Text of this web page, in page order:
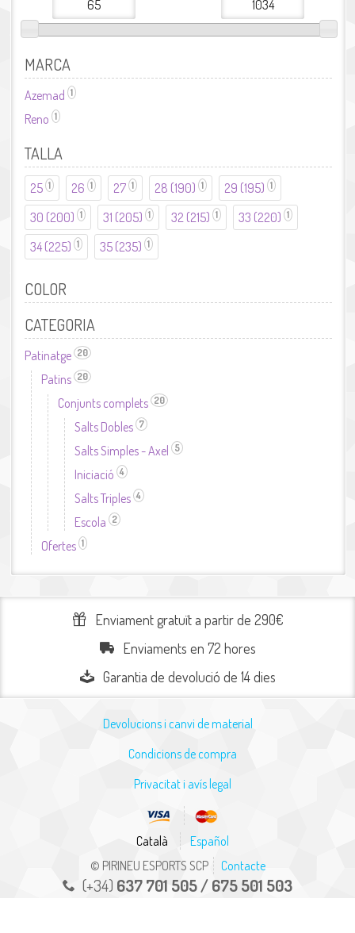
MARCA
Azemad 1
Reno 1
TALLA
25 1 Aplicar el filtre 25
26 1 Aplicar el filtre 26
27 1 Aplicar el filtre 27
28 (190) 1 Aplicar el filtre 28 (190)
29 (195) 1
29 (195)
30 (200) 1 Aplicar el filtre 30 (200)
31 (205) 1 Aplicar el filtre 31 (205)
32 (215) 1 Aplicar el filtre 32 (215)
33 (220) 1
filtre 33
34 (225) 1 Aplicar el filtre 34 (225)
35 (235) 1
COLOR
CATEGORIA
Patinatge 20
Patins 20
Conjunts complets 20
Salts Dobles 7
Salts Simples - Axel 5
Iniciació 4
Salts Triples 4
Escola 2
Ofertes 1
Enviament gratuït a partir de 290€
Enviaments en 72 hores
Garantia de devolució de 14 dies
Devolucions i canvi de material
Condicions de compra
Privacitat i avís legal
Català
Español
© PIRINEU ESPORTS SCP
Contacte
(+34) 637 701 505 / 675 501 503